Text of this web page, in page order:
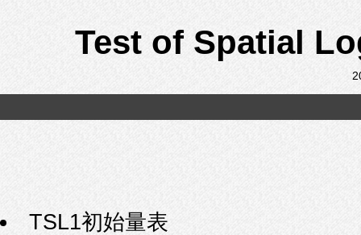
Test of Spatial
TSL1初始量表